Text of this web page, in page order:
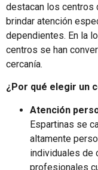
destacan los centros
brindar atención
dependientes. En la
centros se han
cercanía.
¿Por qué elegir un
Atención
Espartinas se
altamente
individuales de
profesionales